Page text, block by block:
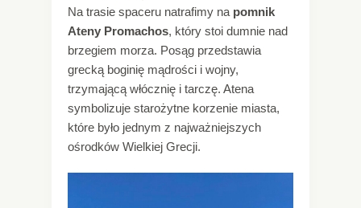
Na trasie spaceru natrafimy na pomnik
Ateny Promachos, który stoi dumnie nad
brzegiem morza. Posąg przedstawia
grecką boginię mądrości i wojny,
trzymającą włócznię i tarczę. Atena
symbolizuje starożytne korzenie miasta,
które było jednym z najważniejszych
ośrodków Wielkiej Grecji.